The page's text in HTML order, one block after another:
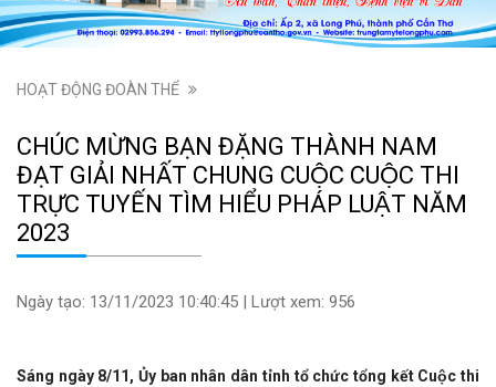
HOẠT ĐỘNG ĐOÀN THỂ
CHÚC MỪNG BẠN ĐẶNG THÀNH NAM
ĐẠT GIẢI NHẤT CHUNG CUỘC CUỘC THI
TRỰC TUYẾN TÌM HIỂU PHÁP LUẬT NĂM
2023
Ngày tạo: 13/11/2023 10:40:45 | Lượt xem: 956
Sáng ngày 8/11, Ủy ban nhân dân tỉnh tổ chức tổng kết Cuộc thi